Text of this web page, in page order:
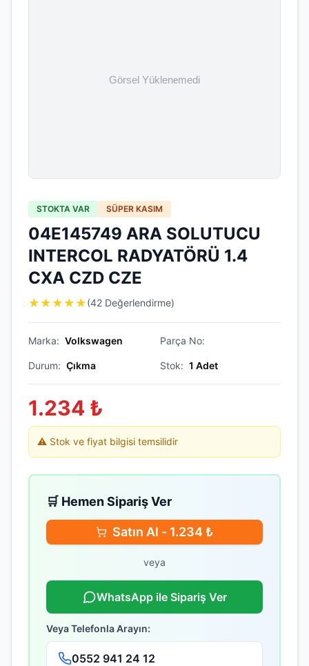
STOKTA VAR SÜPER KASIM
04E145749 ARA SOLUTUCU
INTERCOL RADYATÖRÜ 1.4
CXA CZD CZE
★ ★ ★ ★ ★(42 Değerlendirme)
Marka: Volkswagen Parça No:
Durum: Çıkma Stok: 1 Adet
1.234 ₺
⚠️ Stok ve fiyat bilgisi temsilidir
🛒 Hemen Sipariş Ver
Satın Al - 1.234 ₺
veya
WhatsApp ile Sipariş Ver
Veya Telefonla Arayın:
0552 941 24 12